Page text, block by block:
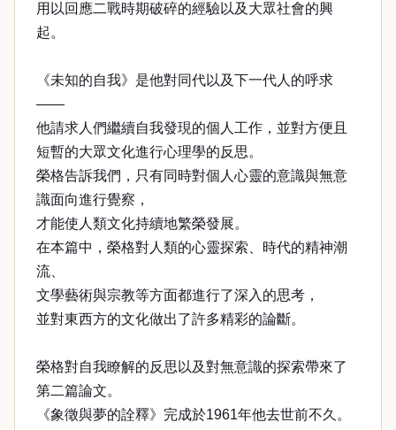
用以回應二戰時期破碎的經驗以及大眾社會的興
起。
《未知的自我》是他對同代以及下一代人的呼求
——
他請求人們繼續自我發現的個人工作，並對方便且
短暫的大眾文化進行心理學的反思。
榮格告訴我們，只有同時對個人心靈的意識與無意
識面向進行覺察，
才能使人類文化持續地繁榮發展。
在本篇中，榮格對人類的心靈探索、時代的精神潮
流、
文學藝術與宗教等方面都進行了深入的思考，
並對東西方的文化做出了許多精彩的論斷。
榮格對自我瞭解的反思以及對無意識的探索帶來了
第二篇論文。
《象徵與夢的詮釋》完成於1961年他去世前不久。